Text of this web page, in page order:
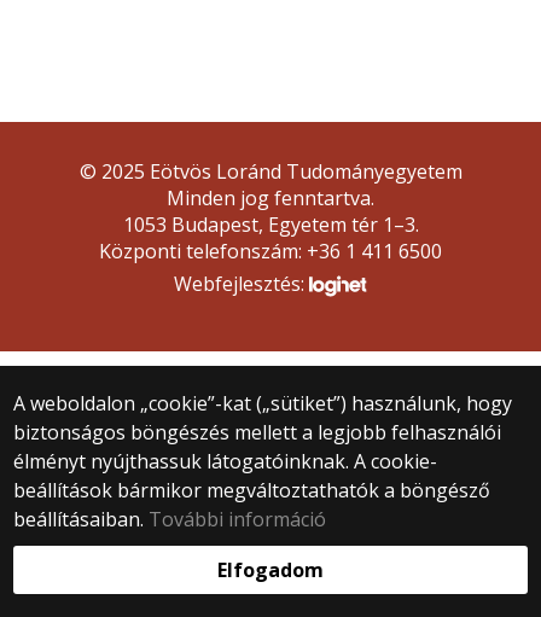
A weboldalon „cookie”-kat („sütiket”) használunk, hogy
biztonságos böngészés mellett a legjobb felhasználói
élményt nyújthassuk látogatóinknak. A cookie-
beállítások bármikor megváltoztathatók a böngésző
beállításaiban. További információ
Elfogadom
© 2025 Eötvös Loránd Tudományegyetem
Minden jog fenntartva.
1053 Budapest, Egyetem tér 1–3.
Központi telefonszám: +36 1 411 6500
Webfejlesztés: